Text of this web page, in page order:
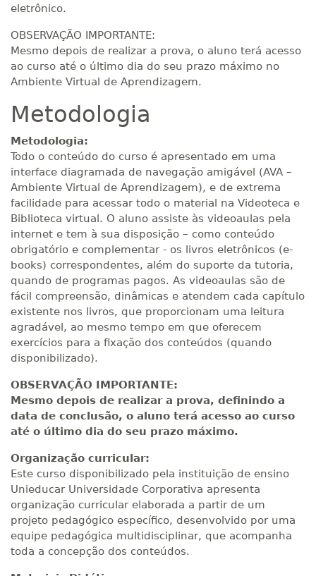
eletrônico.
OBSERVAÇÃO IMPORTANTE:
Mesmo depois de realizar a prova, o aluno terá acesso
ao curso até o último dia do seu prazo máximo no
Ambiente Virtual de Aprendizagem.
Metodologia
Metodologia:
Todo o conteúdo do curso é apresentado em uma
interface diagramada de navegação amigável (AVA –
Ambiente Virtual de Aprendizagem), e de extrema
facilidade para acessar todo o material na Videoteca e
Biblioteca virtual. O aluno assiste às videoaulas pela
internet e tem à sua disposição – como conteúdo
obrigatório e complementar - os livros eletrônicos (e-
books) correspondentes, além do suporte da tutoria,
quando de programas pagos. As videoaulas são de
fácil compreensão, dinâmicas e atendem cada capítulo
existente nos livros, que proporcionam uma leitura
agradável, ao mesmo tempo em que oferecem
exercícios para a fixação dos conteúdos (quando
disponibilizado).
OBSERVAÇÃO IMPORTANTE:
Mesmo depois de realizar a prova, definindo a
data de conclusão, o aluno terá acesso ao curso
até o último dia do seu prazo máximo.
Organização curricular:
Este curso disponibilizado pela instituição de ensino
Unieducar Universidade Corporativa apresenta
organização curricular elaborada a partir de um
projeto pedagógico específico, desenvolvido por uma
equipe pedagógica multidisciplinar, que acompanha
toda a concepção dos conteúdos.